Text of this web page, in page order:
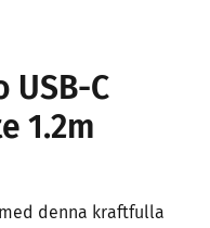
USB-C
1.2m
denna kraftfulla